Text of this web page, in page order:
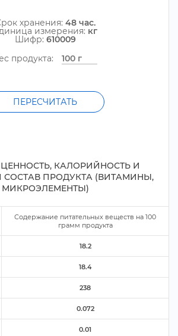
хранения: 48 час.
измерения: к
Шифр: 610009
продукта:
ПЕРЕСЧИТАТЬ
КАЛОРИЙНОСТЬ И
ПРОДУКТА (ВИТАМИНЫ,
МИКРОЭЛЕМЕНТЫ)
Содержание питательных веществ на 100
рамм продукта
18.2
18.4
238
0.072
0.01